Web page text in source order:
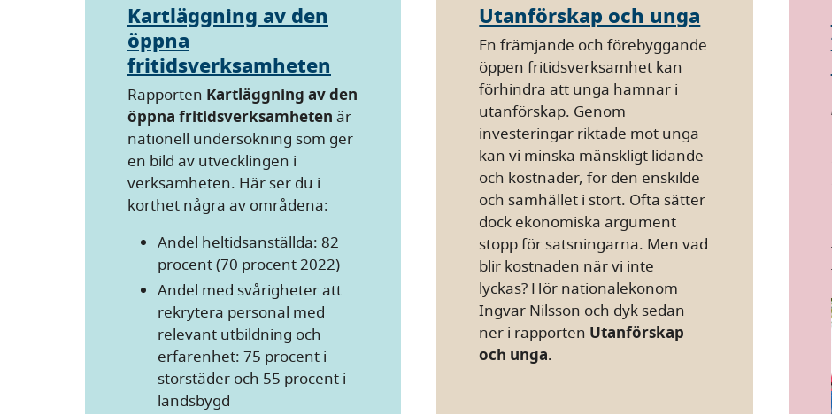
Kartläggning av den
öppna
fritidsverksamheten
Rapporten Kartläggning av den
öppna fritidsverksamheten är
nationell undersökning som ger
en bild av utvecklingen i
verksamheten. Här ser du i
korthet några av områdena:
Andel heltidsanställda: 82
procent (70 procent 2022)
Andel med svårigheter att
rekrytera personal med
relevant utbildning och
erfarenhet: 75 procent i
storstäder och 55 procent i
landsbygd
Utanförskap och unga
En främjande och förebyggande
öppen fritidsverksamhet kan
förhindra att unga hamnar i
utanförskap. Genom
investeringar riktade mot unga
kan vi minska mänskligt lidande
och kostnader, för den enskilde
och samhället i stort. Ofta sätter
dock ekonomiska argument
stopp för satsningarna. Men vad
blir kostnaden när vi inte
lyckas? Hör nationalekonom
Ingvar Nilsson och dyk sedan
ner i rapporten Utanförskap
och unga.